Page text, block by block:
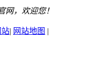
网，欢迎您！
站| 网站地图 |